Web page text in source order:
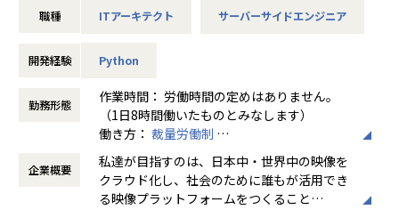
開発チームは、5名程度の小チーム（ユニット）に分割され
で行われます。
・AI inside のプロダクトについて
- Leapnet｜https://leapnet.com/
- DX Suite｜https://inside.ai/dx-suite
- AI inside Cube｜https://inside.ai/cube
に必要とされる価値を具現化してプロダクトに落とし込むフ
新部署での取り組みであるため、既にある仕様通りに実装す
ゼロから最適なアーキテクチャやアプローチを検討すること
にチャレンジしていただけます。
特定の技術領域に閉じることなく、ユーザーの課題を起点と
した社会で実際に機能する価値あるプロダクトをつくりたい
職種 ITアーキテクト サーバーサイドエンジニア
開発経験 Python
勤務形態
作業時間： 労働時間の定めはありません。
（1日8時間働いたものとみなします）
働き方： 裁量労働制
時間外労働の有無： 有（月平均16時間）
休憩時間： 60分
企業概要
私達が目指すのは、日本中・世界中の映像を
クラウド化し、社会のために誰もが活用でき
る映像プラットフォームをつくること